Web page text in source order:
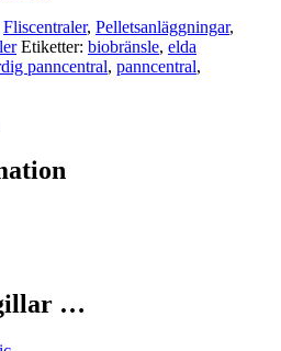
Fliscentraler, Pelletsanläggningar,
Etiketter: biobränsle, elda
panncentral, panncentral,
…